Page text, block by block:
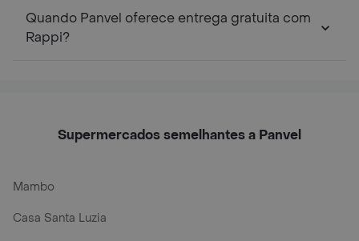
Quando Panvel oferece entrega gratuita com
Rappi?
Supermercados semelhantes a Panvel
Mambo
Casa Santa Luzia